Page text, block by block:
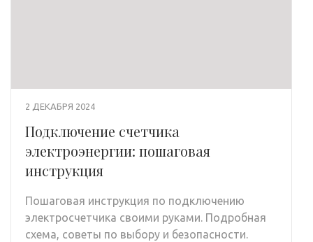
2 ДЕКАБРЯ 2024
Подключение счетчика
электроэнергии: пошаговая
инструкция
Пошаговая инструкция по подключению
электросчетчика своими руками. Подробная
схема, советы по выбору и безопасности.